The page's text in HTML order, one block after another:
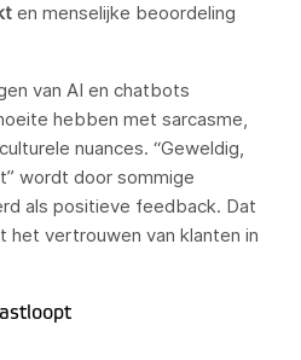
en menselijke beoordeling
van AI en chatbots
hebben met sarcasme,
nuances. “Geweldig,
wordt door sommige
als positieve feedback. Dat
het vertrouwen van klanten in